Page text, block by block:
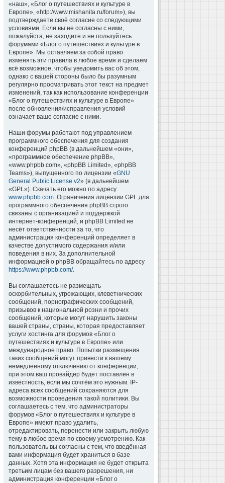
«наш», «Блог о путешествиях и культуре в
Европе», «http://www.mishanita.ru/forum»), вы
подтверждаете своё согласие со следующими
условиями. Если вы не согласны с ними,
пожалуйста, не заходите и не пользуйтесь
форумами «Блог о путешествиях и культуре в
Европе». Мы оставляем за собой право
изменять эти правила в любое время и сделаем
всё возможное, чтобы уведомить вас об этом,
однако с вашей стороны было бы разумным
регулярно просматривать этот текст на предмет
изменений, так как использование конференции
«Блог о путешествиях и культуре в Европе»
после обновления/исправления условий
означает ваше согласие с ними.
Наши форумы работают под управлением
программного обеспечения для создания
конференций phpBB (в дальнейшем «они»,
«программное обеспечение phpBB»,
«www.phpbb.com», «phpBB Limited», «phpBB
Teams»), выпущенного по лицензии «GNU
General Public License v2» (в дальнейшем
«GPL»). Скачать его можно по адресу
www.phpbb.com. Ограничения лицензии GPL для
программного обеспечения phpBB строго
связаны с организацией и поддержкой
интернет-конференций, и phpBB Limited не
несёт ответственности за то, что
администрация конференций определяет в
качестве допустимого содержания и/или
поведения в них. За дополнительной
информацией о phpBB обращайтесь по адресу
https://www.phpbb.com/.
Вы соглашаетесь не размещать
оскорбительных, угрожающих, клеветнических
сообщений, порнографических сообщений,
призывов к национальной розни и прочих
сообщений, которые могут нарушить законы
вашей страны, страны, которая предоставляет
услуги хостинга для форумов «Блог о
путешествиях и культуре в Европе» или
международное право. Попытки размещения
таких сообщений могут привести к вашему
немедленному отключению от конференции,
при этом ваш провайдер будет поставлен в
известность, если мы сочтём это нужным. IP-
адреса всех сообщений сохраняются для
возможности проведения такой политики. Вы
соглашаетесь с тем, что администраторы
форумов «Блог о путешествиях и культуре в
Европе» имеют право удалить,
отредактировать, перенести или закрыть любую
тему в любое время по своему усмотрению. Как
пользователь вы согласны с тем, что введённая
вами информация будет храниться в базе
данных. Хотя эта информация не будет открыта
третьим лицам без вашего разрешения, ни
администрация конференции «Блог о